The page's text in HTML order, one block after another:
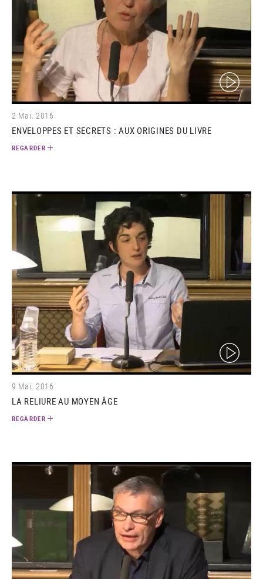
(video)
2 Mai. 2016
ENVELOPPES ET SECRETS : AUX ORIGINES DU LIVRE
REGARDER
(video)
9 Mai. 2016
LA RELIURE AU MOYEN ÂGE
REGARDER